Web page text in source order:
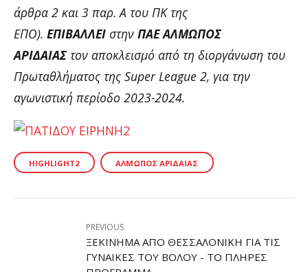
άρθρα 2 και 3 παρ. Α του ΠΚ της
ΕΠΟ). ΕΠΙΒΑΛΛΕΙ στην ΠΑΕ ΑΛΜΩΠΟΣ
ΑΡΙΔΑΙΑΣ τον αποκλεισμό από τη διοργάνωση του
Πρωταθλήματος της Super League 2, για την
αγωνιστική περίοδο 2023-2024.
HIGHLIGHT2 ΑΛΜΩΠΌΣ ΑΡΙΔΑΊΑΣ
PREVIOUS
ΞΕΚΊΝΗΜΑ ΑΠΌ ΘΕΣΣΑΛΟΝΊΚΗ ΓΙΑ ΤΙΣ
ΓΥΝΑΊΚΕΣ ΤΟΥ ΒΌΛΟΥ - ΤΟ ΠΛΉΡΕΣ